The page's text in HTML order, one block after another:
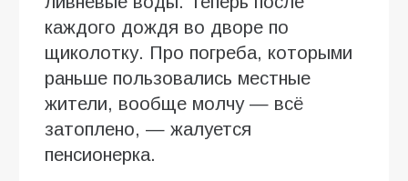
каждого дождя во дворе по
щиколотку. Про погреба, которыми
раньше пользовались местные
жители, вообще молчу — всё
затоплено, — жалуется
пенсионерка.